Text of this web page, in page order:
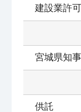
建設業許
宮城県知
供託